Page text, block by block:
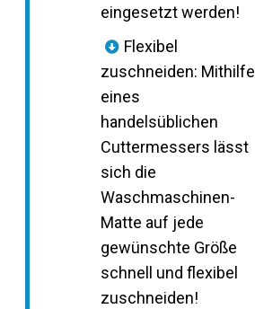
eingesetzt werden!
Flexibel
zuschneiden: Mithilfe
eines
handelsüblichen
Cuttermessers lässt
sich die
Waschmaschinen-
Matte auf jede
gewünschte Größe
schnell und flexibel
zuschneiden!